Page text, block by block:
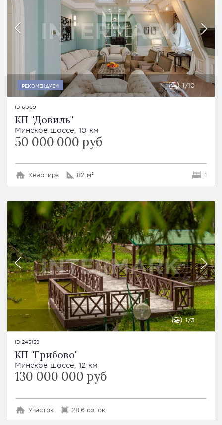
РЕКОМЕНДУЕМ 1 10
ID 6069
КП "Довиль"
Минское шоссе, 10 км
50 000 000 руб
Квартира 82 м² 1
1 3
ID 245159
КП "Грибово"
Минское шоссе, 12 км
130 000 000 руб
Участок 28.6 соток